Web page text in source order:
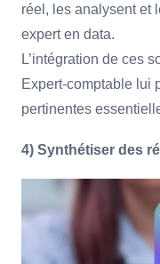
réel, les analysent et
expert en data.
L’intégration de ces
Expert-comptable lui
pertinentes
4) Synthétiser des